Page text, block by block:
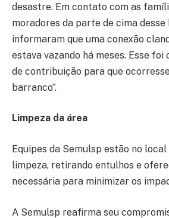
desastre. Em contato com as
moradores da parte de cima desse
informaram que uma conexão
estava vazando há meses. Esse
de contribuição para que
barranco”.
Limpeza da área
Equipes da Semulsp estão no
limpeza, retirando entulhos e
necessária para minimizar os
A Semulsp reafirma seu